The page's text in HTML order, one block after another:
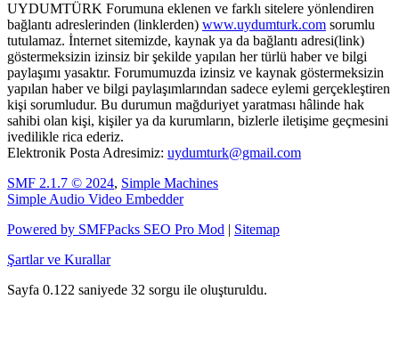
UYDUMTÜRK Forumuna eklenen ve farklı sitelere yönlendiren
bağlantı adreslerinden (linklerden) www.uydumturk.com sorumlu
tutulamaz. İnternet sitemizde, kaynak ya da bağlantı adresi(link)
göstermeksizin izinsiz bir şekilde yapılan her türlü haber ve bilgi
paylaşımı yasaktır. Forumumuzda izinsiz ve kaynak göstermeksizin
yapılan haber ve bilgi paylaşımlarından sadece eylemi gerçekleştiren
kişi sorumludur. Bu durumun mağduriyet yaratması hâlinde hak
sahibi olan kişi, kişiler ya da kurumların, bizlerle iletişime geçmesini
ivedilikle rica ederiz.
Elektronik Posta Adresimiz: uydumturk@gmail.com
SMF 2.1.7 © 2024, Simple Machines
Simple Audio Video Embedder
Powered by SMFPacks SEO Pro Mod
Sitemap
Şartlar ve Kurallar
Sayfa 0.122 saniyede 32 sorgu ile oluşturuldu.